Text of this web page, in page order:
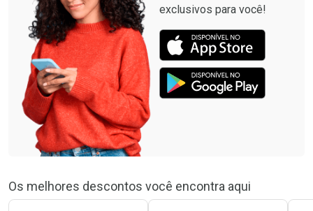
exclusivos para você!
Os melhores descontos você encontra aqui